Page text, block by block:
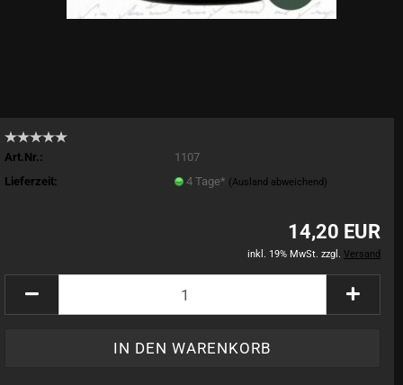
Art.Nr.:
1107
Lieferzeit:
4 Tage* (Ausland abweichend)
14,20 EUR
inkl. 19% MwSt. zzgl. Versand